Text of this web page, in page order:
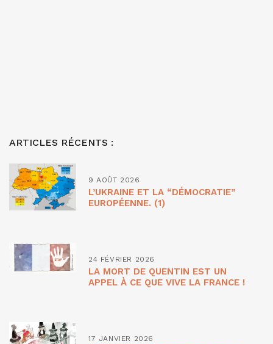
ARTICLES RÉCENTS :
9 AOÛT 2026
L’UKRAINE ET LA “DÉMOCRATIE”
EUROPÉENNE. (1)
24 FÉVRIER 2026
LA MORT DE QUENTIN EST UN
APPEL À CE QUE VIVE LA FRANCE !
17 JANVIER 2026